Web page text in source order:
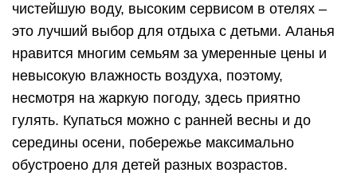
чистейшую воду, высоким сервисом в отелях –
это лучший выбор для отдыха с детьми. Аланья
нравится многим семьям за умеренные цены и
невысокую влажность воздуха, поэтому,
несмотря на жаркую погоду, здесь приятно
гулять. Купаться можно с ранней весны и до
середины осени, побережье максимально
обустроено для детей разных возрастов.